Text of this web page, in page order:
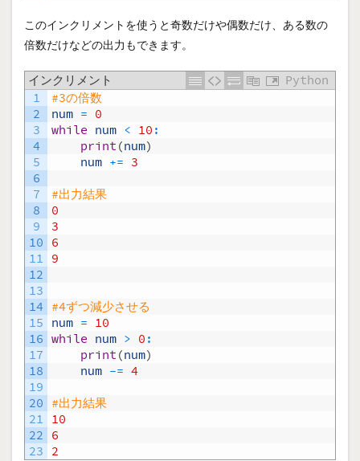
このインクリメントを使うと奇数だけや偶数だけ、ある数の
倍数だけなどの出力もできます。
インクリメント
Python
1
2
3
4
5
6
7
8
9
10
11
12
13
14
15
16
17
18
19
20
21
22
23
#3の倍数
num = 0
while num < 10:
print(num)
num += 3
#出力結果
0
3
6
9
#4ずつ減少させる
num = 10
while num > 0:
print(num)
num -= 4
#出力結果
10
6
2